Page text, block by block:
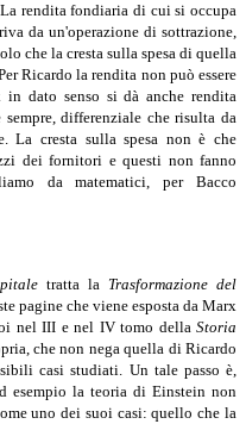
rendita fondiaria di cui si occupa
da un'operazione di sottrazione,
che la cresta sulla spesa di quella
Ricardo la rendita non può essere
dato senso si dà anche rendita
differenziale che risulta da
La cresta sulla spesa non è che
dei fornitori e questi non fanno
da matematici, per Bacco
tratta la Trasformazione del
pagine che viene esposta da Marx
nel III e nel IV tomo della Storia
che non nega quella di Ricardo
casi studiati. Un tale passo è,
esempio la teoria di Einstein non
uno dei suoi casi: quello che la